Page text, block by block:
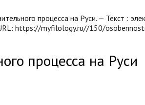
процесса на Руси. — Текст :
https://myfilology.ru//150/
процесса на Руси